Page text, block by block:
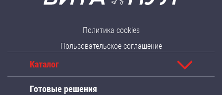
Политика cookies
Пользовательское соглашение
Каталог
Готовые решения